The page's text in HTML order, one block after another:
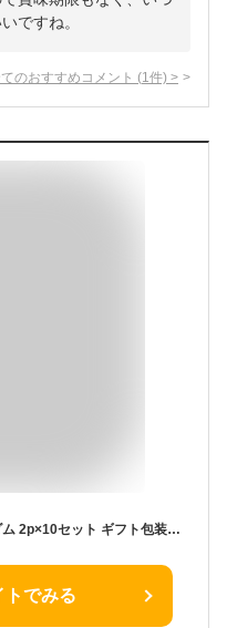
ですね。
のおすすめコメント (1 件) >
プチギフト 入浴剤 セット バブ ランダム 2p×10セット ギフト包装済み (ありがとう)
トでみる